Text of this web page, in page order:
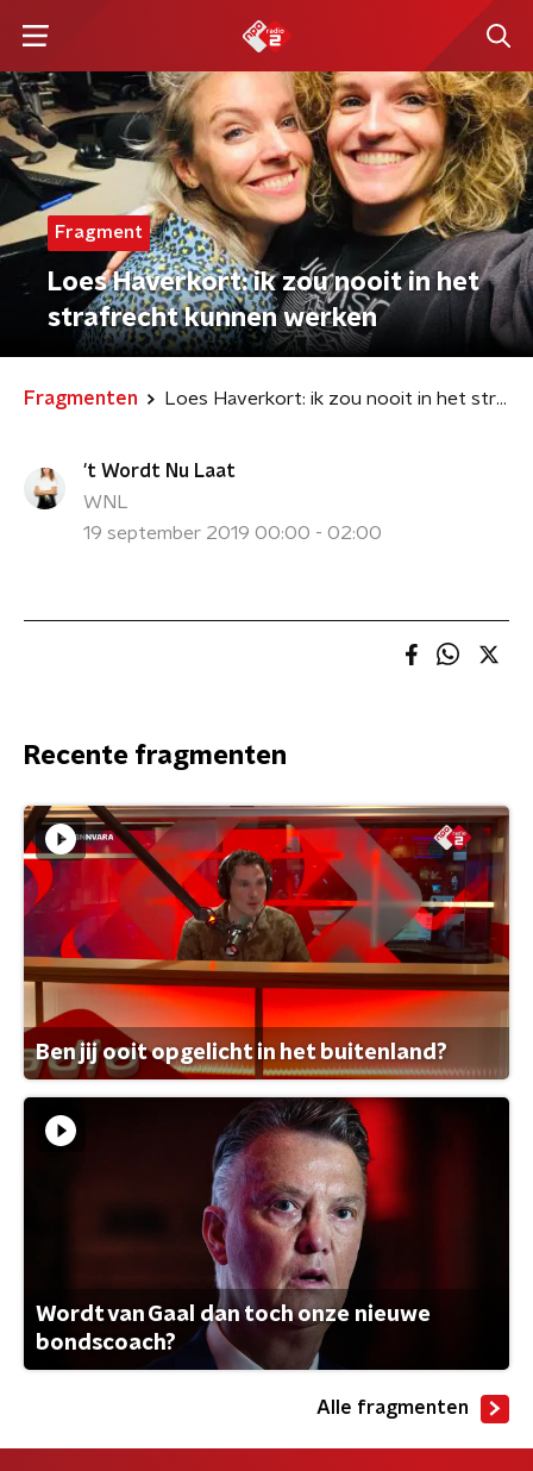
Fragment
Loes Haverkort: ik zou nooit in het
strafrecht kunnen werken
Fragmenten Loes Haverkort: ik zou nooit in het strafrecht kunnen werken
't Wordt Nu Laat
WNL
19 september 2019 00:00 - 02:00
Recente fragmenten
Ben jij ooit opgelicht in het buitenland?
Wordt van Gaal dan toch onze nieuwe
bondscoach?
Alle fragmenten